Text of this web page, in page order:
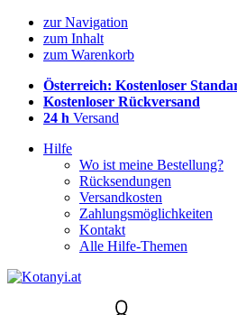
zur Navigation
zum Inhalt
zum Warenkorb
Österreich: Kostenloser
Kostenloser Rückversand
24 h Versand
Hilfe
Wo ist meine Bestellung?
Rücksendungen
Versandkosten
Zahlungsmöglichkeiten
Kontakt
Alle Hilfe-Themen